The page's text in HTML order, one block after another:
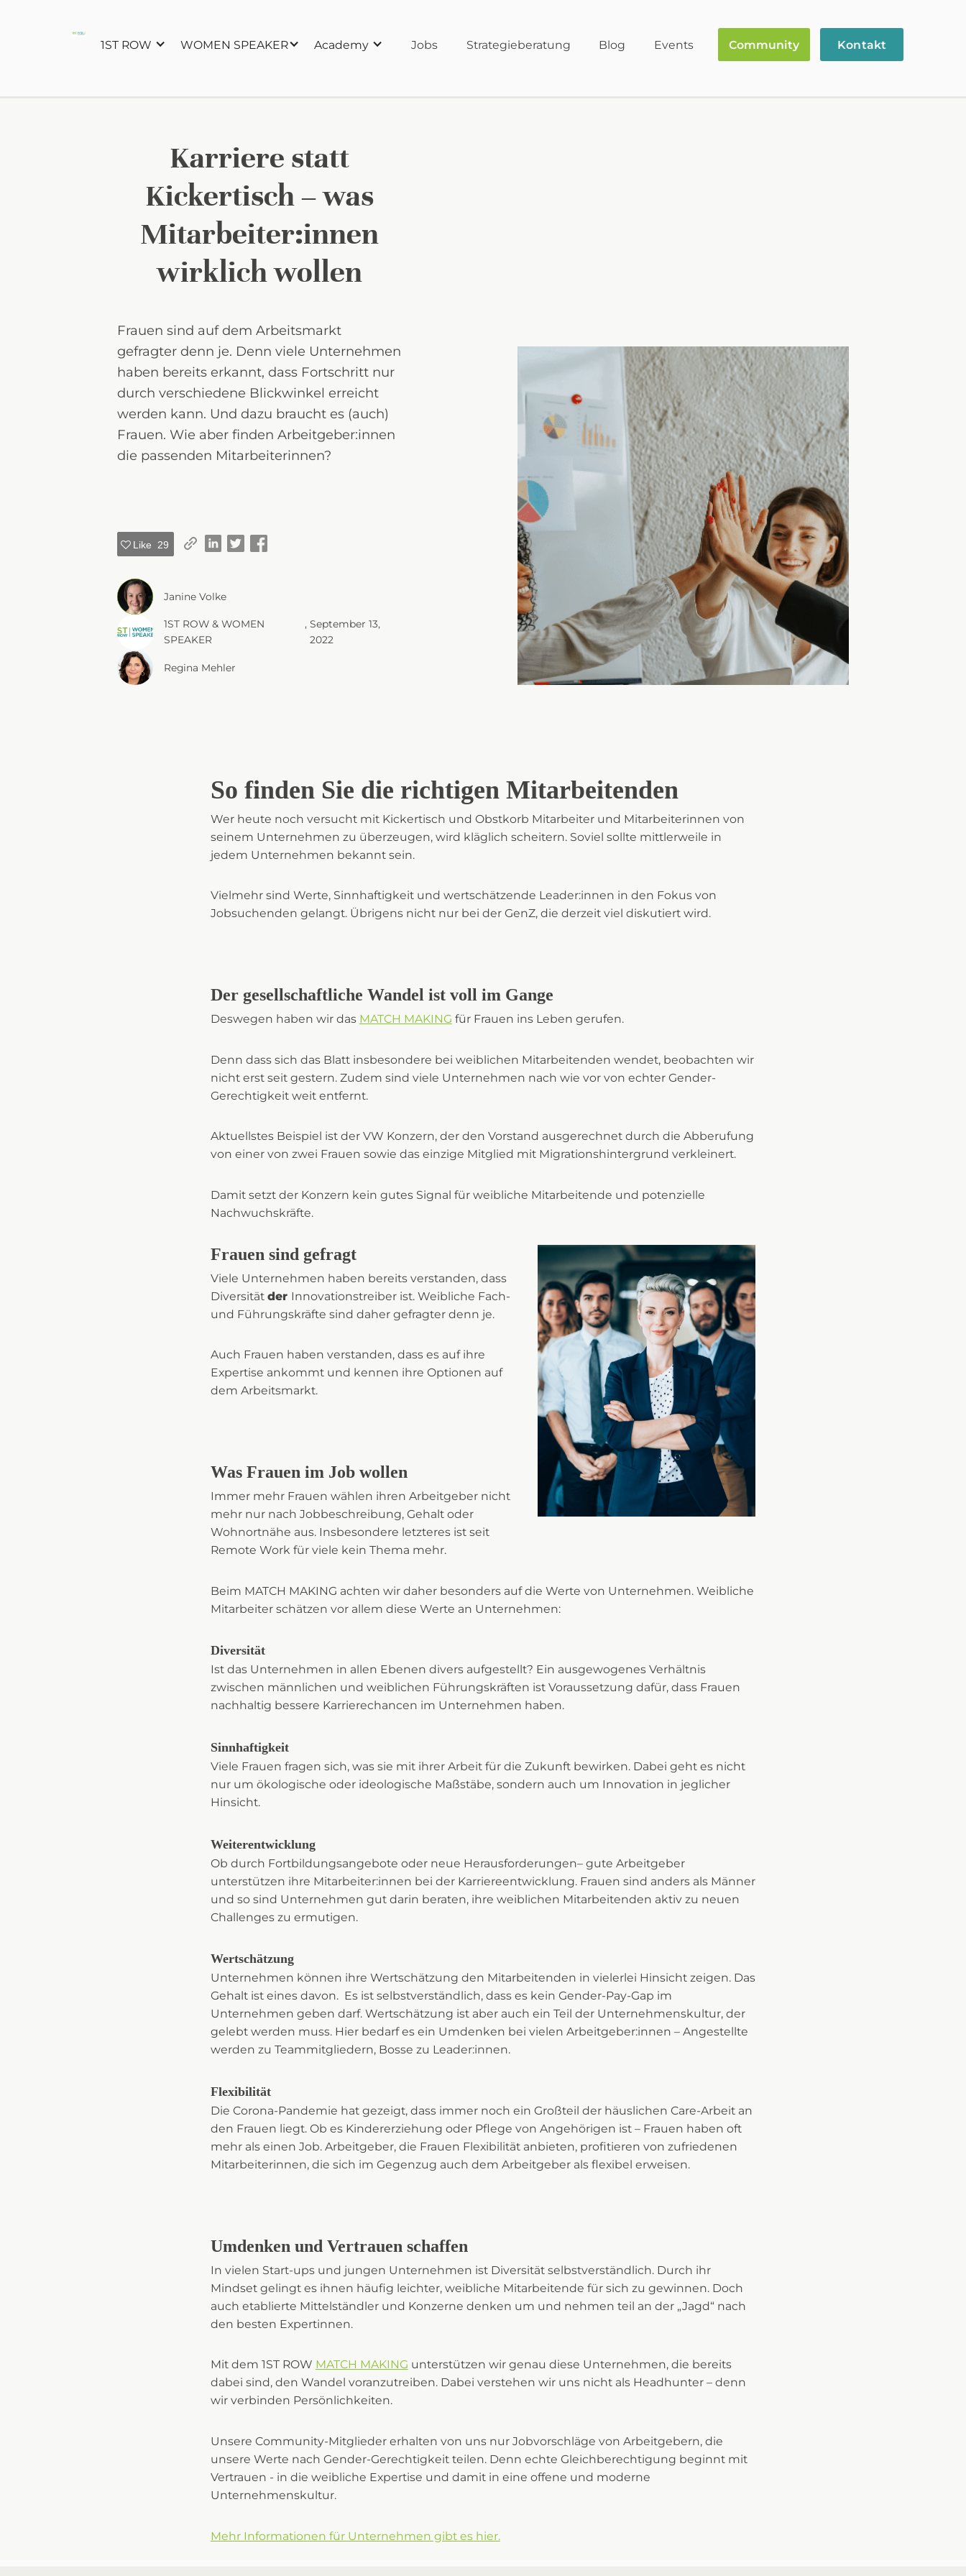
1ST ROW WOMEN SPEAKER Academy Jobs Strategieberatung Blog Events Community Kontakt
Karriere statt
Kickertisch – was
Mitarbeiter:innen
wirklich wollen
Frauen sind auf dem Arbeitsmarkt
gefragter denn je. Denn viele Unternehmen
haben bereits erkannt, dass Fortschritt nur
durch verschiedene Blickwinkel erreicht
werden kann. Und dazu braucht es (auch)
Frauen. Wie aber finden Arbeitgeber:innen
die passenden Mitarbeiterinnen?
Like 29
Janine Volke
1ST ROW & WOMEN
SPEAKER
Regina Mehler
, September 13,
2022
So finden Sie die richtigen Mitarbeitenden
Wer heute noch versucht mit Kickertisch und Obstkorb Mitarbeiter und Mitarbeiterinnen von
seinem Unternehmen zu überzeugen, wird kläglich scheitern. Soviel sollte mittlerweile in
jedem Unternehmen bekannt sein.
Vielmehr sind Werte, Sinnhaftigkeit und wertschätzende Leader:innen in den Fokus von
Jobsuchenden gelangt. Übrigens nicht nur bei der GenZ, die derzeit viel diskutiert wird.
Der gesellschaftliche Wandel ist voll im Gange
Deswegen haben wir das MATCH MAKING für Frauen ins Leben gerufen.
Denn dass sich das Blatt insbesondere bei weiblichen Mitarbeitenden wendet, beobachten wir
nicht erst seit gestern. Zudem sind viele Unternehmen nach wie vor von echter Gender-
Gerechtigkeit weit entfernt.
Aktuellstes Beispiel ist der VW Konzern, der den Vorstand ausgerechnet durch die Abberufung
von einer von zwei Frauen sowie das einzige Mitglied mit Migrationshintergrund verkleinert.
Damit setzt der Konzern kein gutes Signal für weibliche Mitarbeitende und potenzielle
Nachwuchskräfte.
Frauen sind gefragt
Viele Unternehmen haben bereits verstanden, dass
Diversität der Innovationstreiber ist. Weibliche Fach-
und Führungskräfte sind daher gefragter denn je.
Auch Frauen haben verstanden, dass es auf ihre
Expertise ankommt und kennen ihre Optionen auf
dem Arbeitsmarkt.
Was Frauen im Job wollen
Immer mehr Frauen wählen ihren Arbeitgeber nicht
mehr nur nach Jobbeschreibung, Gehalt oder
Wohnortnähe aus. Insbesondere letzteres ist seit
Remote Work für viele kein Thema mehr.
Beim MATCH MAKING achten wir daher besonders auf die Werte von Unternehmen. Weibliche
Mitarbeiter schätzen vor allem diese Werte an Unternehmen:
Diversität
Ist das Unternehmen in allen Ebenen divers aufgestellt? Ein ausgewogenes Verhältnis
zwischen männlichen und weiblichen Führungskräften ist Voraussetzung dafür, dass Frauen
nachhaltig bessere Karrierechancen im Unternehmen haben.
Sinnhaftigkeit
Viele Frauen fragen sich, was sie mit ihrer Arbeit für die Zukunft bewirken. Dabei geht es nicht
nur um ökologische oder ideologische Maßstäbe, sondern auch um Innovation in jeglicher
Hinsicht.
Weiterentwicklung
Ob durch Fortbildungsangebote oder neue Herausforderungen– gute Arbeitgeber
unterstützen ihre Mitarbeiter:innen bei der Karriereentwicklung. Frauen sind anders als Männer
und so sind Unternehmen gut darin beraten, ihre weiblichen Mitarbeitenden aktiv zu neuen
Challenges zu ermutigen.
Wertschätzung
Unternehmen können ihre Wertschätzung den Mitarbeitenden in vielerlei Hinsicht zeigen. Das
Gehalt ist eines davon. Es ist selbstverständlich, dass es kein Gender-Pay-Gap im
Unternehmen geben darf. Wertschätzung ist aber auch ein Teil der Unternehmenskultur, der
gelebt werden muss. Hier bedarf es ein Umdenken bei vielen Arbeitgeber:innen – Angestellte
werden zu Teammitgliedern, Bosse zu Leader:innen.
Flexibilität
Die Corona-Pandemie hat gezeigt, dass immer noch ein Großteil der häuslichen Care-Arbeit an
den Frauen liegt. Ob es Kindererziehung oder Pflege von Angehörigen ist – Frauen haben oft
mehr als einen Job. Arbeitgeber, die Frauen Flexibilität anbieten, profitieren von zufriedenen
Mitarbeiterinnen, die sich im Gegenzug auch dem Arbeitgeber als flexibel erweisen.
Umdenken und Vertrauen schaffen
In vielen Start-ups und jungen Unternehmen ist Diversität selbstverständlich. Durch ihr
Mindset gelingt es ihnen häufig leichter, weibliche Mitarbeitende für sich zu gewinnen. Doch
auch etablierte Mittelständler und Konzerne denken um und nehmen teil an der „Jagd“ nach
den besten Expertinnen.
Mit dem 1ST ROW MATCH MAKING unterstützen wir genau diese Unternehmen, die bereits
dabei sind, den Wandel voranzutreiben. Dabei verstehen wir uns nicht als Headhunter – denn
wir verbinden Persönlichkeiten.
Unsere Community-Mitglieder erhalten von uns nur Jobvorschläge von Arbeitgebern, die
unsere Werte nach Gender-Gerechtigkeit teilen. Denn echte Gleichberechtigung beginnt mit
Vertrauen - in die weibliche Expertise und damit in eine offene und moderne
Unternehmenskultur.
Mehr Informationen für Unternehmen gibt es hier.